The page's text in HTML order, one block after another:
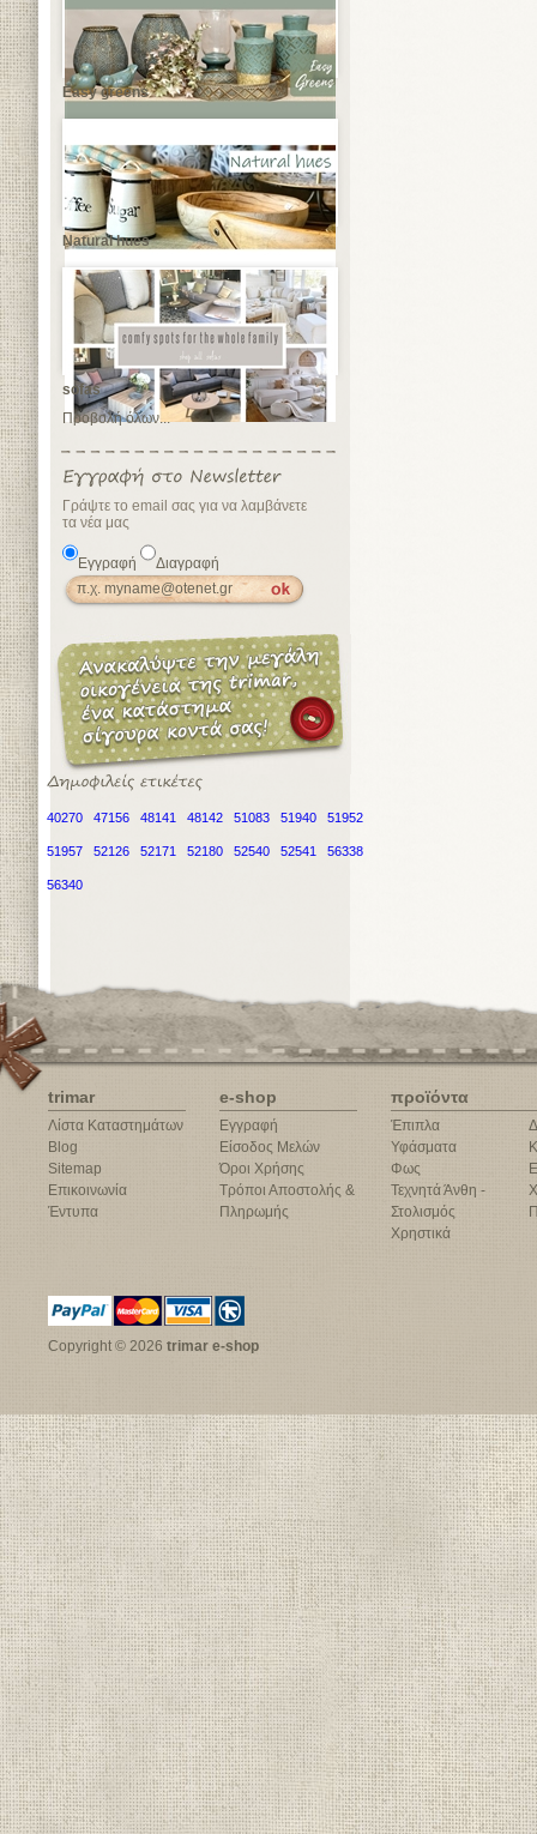
Easy greens
Natural hues
sofas
Προβολή όλων...
Γράψτε το email σας για να λαμβάνετε
τα νέα μας
Εγγραφή Διαγραφή
40270 47156 48141 48142 51083 51940 51952
51957 52126 52171 52180 52540 52541 56338
56340
trimar
Λίστα Καταστημάτων
Blog
Sitemap
Επικοινωνία
Έντυπα
e-shop
Εγγραφή
Είσοδος Μελών
Όροι Χρήσης
Τρόποι Αποστολής &
Πληρωμής
προϊόντα
Έπιπλα
Υφάσματα
Φως
Τεχνητά Άνθη -
Στολισμός
Χρηστικά
Copyright © 2026 trimar e-shop